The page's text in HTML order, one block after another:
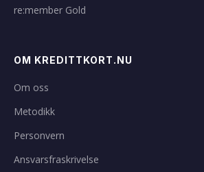
re:member Gold
OM KREDITTKORT.NU
Om oss
Metodikk
Personvern
Ansvarsfraskrivelse